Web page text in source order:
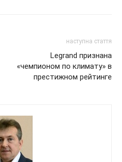
наступна стаття
Legrand признана
«чемпионом по климату» в
престижном рейтинге